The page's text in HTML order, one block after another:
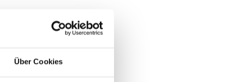
Über Cookies